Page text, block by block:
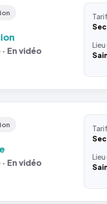
En vidéo
Tarif
Lieu
En vidéo
Tarif
Lieu